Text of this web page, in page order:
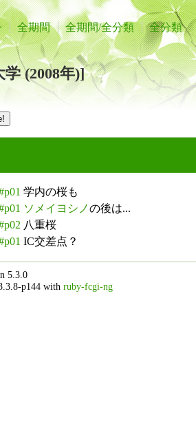
全期間 全期間/全分類 全分類
(2008年)]
学内の桜も
ソメイヨシノの後は...
八重桜
IC交差点？
5.3.0
p144 with ruby-fcgi-ng